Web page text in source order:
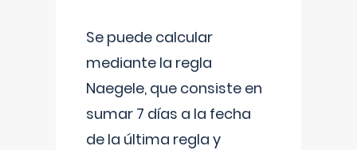
Se puede calcular
mediante la regla
Naegele, que consiste en
sumar 7 días a la fecha
de la última regla y